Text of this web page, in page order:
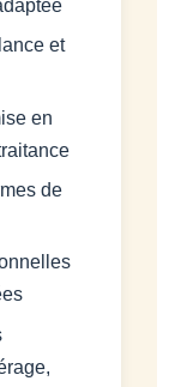
et
en
de